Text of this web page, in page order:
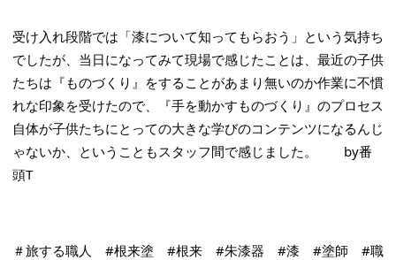
受け入れ段階では「漆について知ってもらおう」という気持ち
でしたが、当日になってみて現場で感じたことは、最近の子供
たちは『ものづくり』をすることがあまり無いのか作業に不慣
れな印象を受けたので、『手を動かすものづくり』のプロセス
自体が子供たちにとっての大きな学びのコンテンツになるんじ
ゃないか、ということもスタッフ間で感じました。　　by番
頭T
＃旅する職人 #根来塗 #根来 #朱漆器 #漆 #塗師
#職